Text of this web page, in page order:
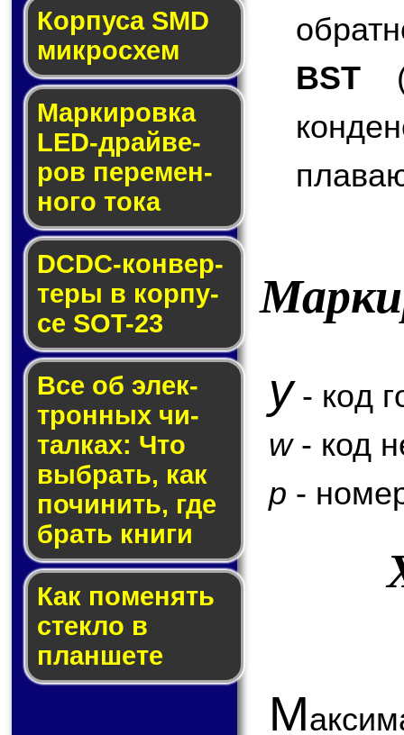
Корпуса SMD
мик­ро­схем
Маркировка
LED-драй­ве­
ров пе­ре­мен­
но­го то­ка
DCDC-кон­вер­
те­ры в кор­пу­
се SOT-23
Все об элек­
трон­ных чи­
тал­ках: Что
выб­рать, как
по­чи­нить, где
брать кни­ги
Как по­ме­нять
стек­ло в
планшете
BST
y- код
w- код
p -
М